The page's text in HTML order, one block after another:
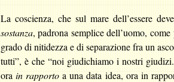
La coscienza, che sul mare dell’essere
sostanza, padrona semplice dell’uomo,
grado di nitidezza e di separazione fra un
tutti”, è che “noi giudichiamo i nostri
ora in rapportoa una data idea, ora in